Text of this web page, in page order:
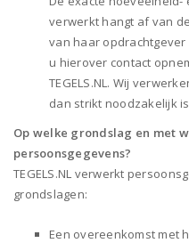
verwerkt hangt af van
van haar
u hierover contact
TEGELS.NL. Wij
dan strikt noodzakelijk
Op welke grondslag en met
persoonsgegevens?
TEGELS.NL verwerkt
grondslagen:
Een overeenkomst met